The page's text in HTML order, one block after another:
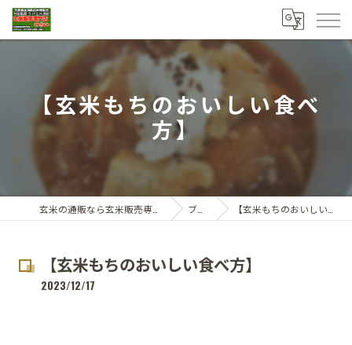
【玄米もちのおいしい食べ
方】
ブログ 【玄米もちのおいしい食べ方】
【玄米もちのおいしい食べ方】
2023/12/17